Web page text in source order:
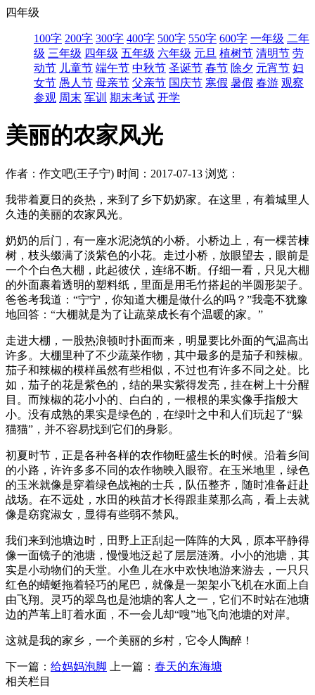
四年级
100字 200字 300字 400字 500字 550字 600字 一年级 二年
级 三年级 四年级 五年级 六年级 元旦 植树节 清明节 劳
动节 儿童节 端午节 中秋节 圣诞节 春节 除夕 元宵节 妇
女节 愚人节 母亲节 父亲节 国庆节 寒假 暑假 春游 观察
参观 周末 军训 期末考试 开学
美丽的农家风光
作者：作文吧(王子宁) 时间：2017-07-13 浏览：
我带着夏日的炎热，来到了乡下奶奶家。在这里，有着城里人
久违的美丽的农家风光。
奶奶的后门，有一座水泥浇筑的小桥。小桥边上，有一棵苦楝
树，枝头缀满了淡紫色的小花。走过小桥，放眼望去，眼前是
一个个白色大棚，此起彼伏，连绵不断。仔细一看，只见大棚
的外面裹着透明的塑料纸，里面是用毛竹搭起的半圆形架子。
爸爸考我道：“宁宁，你知道大棚是做什么的吗？”我毫不犹豫
地回答：“大棚就是为了让蔬菜成长有个温暖的家。”
走进大棚，一股热浪顿时扑面而来，明显要比外面的气温高出
许多。大棚里种了不少蔬菜作物，其中最多的是茄子和辣椒。
茄子和辣椒的模样虽然有些相似，不过也有许多不同之处。比
如，茄子的花是紫色的，结的果实紫得发亮，挂在树上十分醒
目。而辣椒的花小小的、白白的，一根根的果实像手指般大
小。没有成熟的果实是绿色的，在绿叶之中和人们玩起了“躲
猫猫”，并不容易找到它们的身影。
初夏时节，正是各种各样的农作物旺盛生长的时候。沿着乡间
的小路，许许多多不同的农作物映入眼帘。在玉米地里，绿色
的玉米就像是穿着绿色战袍的士兵，队伍整齐，随时准备赶赴
战场。在不远处，水田的秧苗才长得跟韭菜那么高，看上去就
像是窈窕淑女，显得有些弱不禁风。
我们来到池塘边时，田野上正刮起一阵阵的大风，原本平静得
像一面镜子的池塘，慢慢地泛起了层层涟漪。小小的池塘，其
实是小动物们的天堂。小鱼儿在水中欢快地游来游去，一只只
红色的蜻蜓拖着轻巧的尾巴，就像是一架架小飞机在水面上自
由飞翔。灵巧的翠鸟也是池塘的客人之一，它们不时站在池塘
边的芦苇上盯着水面，不一会儿却“嗖”地飞向池塘的对岸。
这就是我的家乡，一个美丽的乡村，它令人陶醉！
下一篇： 给妈妈泡脚 上一篇： 春天的东海塘
相关栏目